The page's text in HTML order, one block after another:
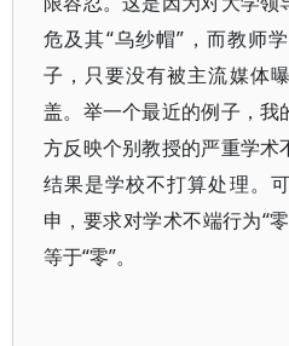
危及其“乌纱帽”，而教师
子，只要没有被主流媒体
盖。举一个最近的例子，我
方反映个别教授的严重学术
结果是学校不打算处理。
申，要求对学术不端行为“
等于“零”。